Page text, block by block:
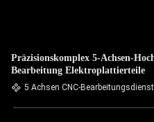
Präzisionskomplex 5-Achsen-
Bearbeitung Elektroplattierteile
5 Achsen CNC-